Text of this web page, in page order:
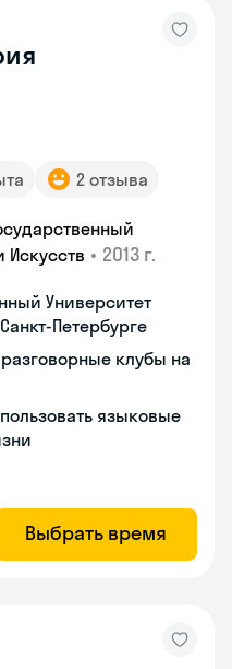
2 отзыва
Искусств • 2013 г.
Университет
Петербурге
клубы на
языковые
Выбрать время